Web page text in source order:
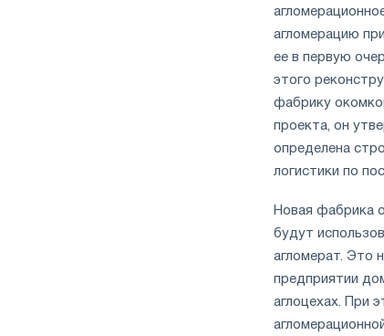
агломерацию
ее в первую
этого
фабрику
проекта, он
определена
логистики по
Новая фабрика
будут
агломерат. Это
предприятии
аглоцехах. При